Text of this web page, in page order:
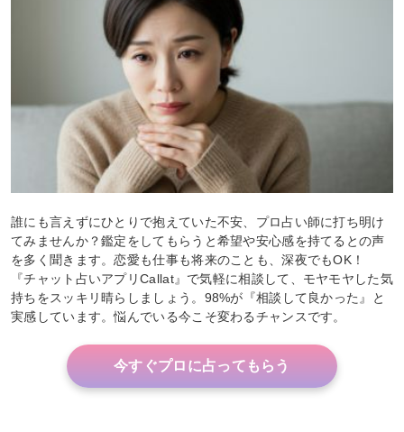
誰にも言えずにひとりで抱えていた不安、プロ占い師に打ち明け
てみませんか？鑑定をしてもらうと希望や安心感を持てるとの声
を多く聞きます。恋愛も仕事も将来のことも、深夜でもOK！
『チャット占いアプリCallat』で気軽に相談して、モヤモヤした気
持ちをスッキリ晴らしましょう。98%が『相談して良かった』と
実感しています。悩んでいる今こそ変わるチャンスです。
今すぐプロに占ってもらう